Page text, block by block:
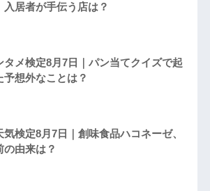
入居者が手伝う店は？
タメ検定8月7日｜パン当てクイズで起
予想外なことは？
気検定8月7日｜創味食品ハコネーゼ、
の由来は？